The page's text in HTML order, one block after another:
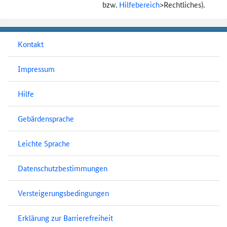
bzw. Hilfebereich>Rechtliches).
Kontakt
Impressum
Hilfe
Gebärdensprache
Leichte Sprache
Datenschutzbestimmungen
Versteigerungsbedingungen
Erklärung zur Barrierefreiheit